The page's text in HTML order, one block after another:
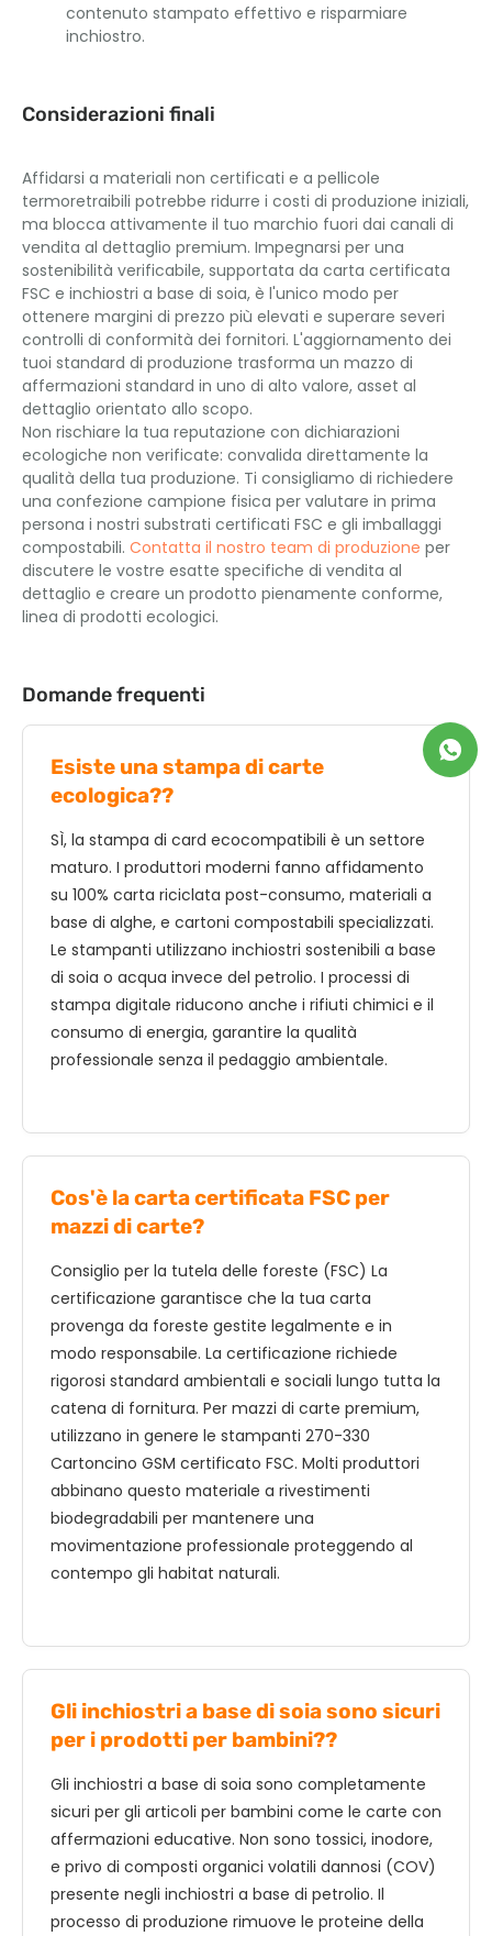
contenuto stampato effettivo e risparmiare
inchiostro.
Considerazioni finali
Affidarsi a materiali non certificati e a pellicole
termoretraibili potrebbe ridurre i costi di produzione iniziali,
ma blocca attivamente il tuo marchio fuori dai canali di
vendita al dettaglio premium. Impegnarsi per una
sostenibilità verificabile, supportata da carta certificata
FSC e inchiostri a base di soia, è l'unico modo per
ottenere margini di prezzo più elevati e superare severi
controlli di conformità dei fornitori. L'aggiornamento dei
tuoi standard di produzione trasforma un mazzo di
affermazioni standard in uno di alto valore, asset al
dettaglio orientato allo scopo.
Non rischiare la tua reputazione con dichiarazioni
ecologiche non verificate: convalida direttamente la
qualità della tua produzione. Ti consigliamo di richiedere
una confezione campione fisica per valutare in prima
persona i nostri substrati certificati FSC e gli imballaggi
compostabili. Contatta il nostro team di produzione per
discutere le vostre esatte specifiche di vendita al
dettaglio e creare un prodotto pienamente conforme,
linea di prodotti ecologici.
Domande frequenti
Esiste una stampa di carte
ecologica??
SÌ, la stampa di card ecocompatibili è un settore
maturo. I produttori moderni fanno affidamento
su 100% carta riciclata post-consumo, materiali a
base di alghe, e cartoni compostabili specializzati.
Le stampanti utilizzano inchiostri sostenibili a base
di soia o acqua invece del petrolio. I processi di
stampa digitale riducono anche i rifiuti chimici e il
consumo di energia, garantire la qualità
professionale senza il pedaggio ambientale.
Cos'è la carta certificata FSC per
mazzi di carte?
Consiglio per la tutela delle foreste (FSC) La
certificazione garantisce che la tua carta
provenga da foreste gestite legalmente e in
modo responsabile. La certificazione richiede
rigorosi standard ambientali e sociali lungo tutta la
catena di fornitura. Per mazzi di carte premium,
utilizzano in genere le stampanti 270-330
Cartoncino GSM certificato FSC. Molti produttori
abbinano questo materiale a rivestimenti
biodegradabili per mantenere una
movimentazione professionale proteggendo al
contempo gli habitat naturali.
Gli inchiostri a base di soia sono sicuri
per i prodotti per bambini??
Gli inchiostri a base di soia sono completamente
sicuri per gli articoli per bambini come le carte con
affermazioni educative. Non sono tossici, inodore,
e privo di composti organici volatili dannosi (COV)
presente negli inchiostri a base di petrolio. Il
processo di produzione rimuove le proteine ​​della